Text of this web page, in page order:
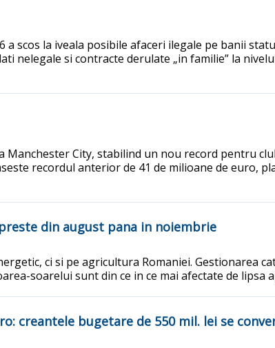
a scos la iveala posibile afaceri ilegale pe banii
nelegale si contracte derulate „in familie” la
City, stabilind un nou record pentru
recordul anterior de 41 de milioane de euro,
din august pana in noiembrie
ci si pe agricultura Romaniei. Gestionarea
soarelui sunt din ce in ce mai afectate de lipsa
creantele bugetare de 550 mil. lei se